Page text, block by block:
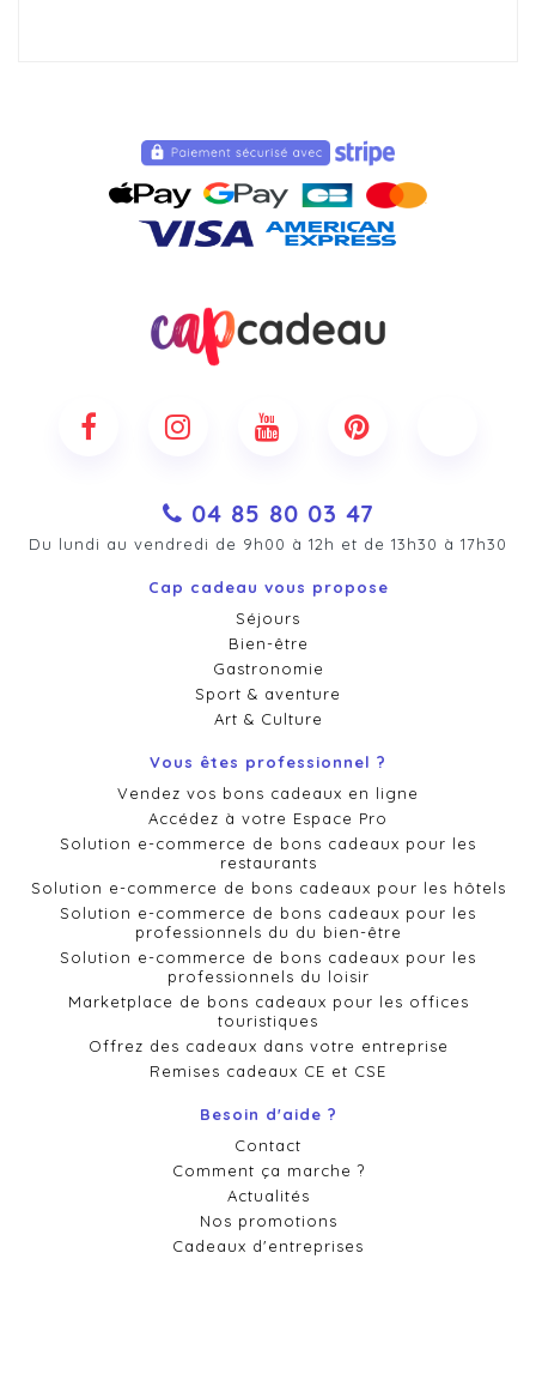
04 85 80 03 47
Du lundi au vendredi de 9h00 à 12h et de 13h30 à 17h30
Cap cadeau vous propose
Séjours
Bien-être
Gastronomie
Sport & aventure
Art & Culture
Vous êtes professionnel ?
Vendez vos bons cadeaux en ligne
Accédez à votre Espace Pro
Solution e-commerce de bons cadeaux pour les
restaurants
Solution e-commerce de bons cadeaux pour les hôtels
Solution e-commerce de bons cadeaux pour les
professionnels du du bien-être
Solution e-commerce de bons cadeaux pour les
professionnels du loisir
Marketplace de bons cadeaux pour les offices
touristiques
Offrez des cadeaux dans votre entreprise
Remises cadeaux CE et CSE
Besoin d'aide ?
Contact
Comment ça marche ?
Actualités
Nos promotions
Cadeaux d'entreprises